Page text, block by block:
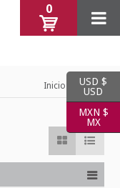
0
Inicio Tienda
USD $
USD
MXN $
MX